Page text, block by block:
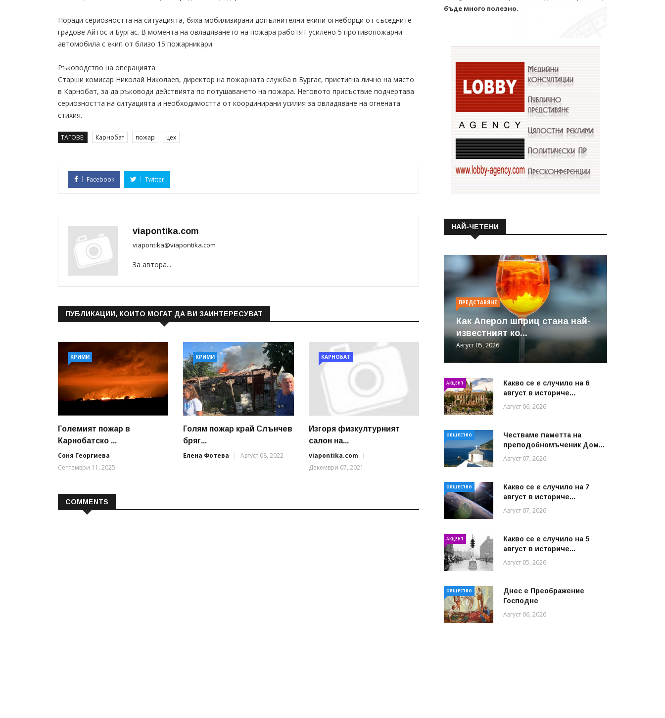
Поради сериозността на ситуацията, бяха мобилизирани допълнителни екипи огнеборци от съседните
градове Айтос и Бургас. В момента на овладяването на пожара работят усилено 5 противопожарни
автомобила с екип от близо 15 пожарникари.
Ръководство на операцията
Старши комисар Николай Николаев, директор на пожарната служба в Бургас, пристигна лично на място
в Карнобат, за да ръководи действията по потушаването на пожара. Неговото присъствие подчертава
сериозността на ситуацията и необходимостта от координирани усилия за овладяване на огнената
стихия.
ТАГОВЕ: Карнобат пожар цех
Facebook Twitter
viapontika.com
viapontika@viapontika.com
За автора...
ПУБЛИКАЦИИ, КОИТО МОГАТ ДА ВИ ЗАИНТЕРЕСУВАТ
КРИМИ
Големият пожар в
Карнобатско ...
Соня Георгиева
Септември 11, 2025
КРИМИ
Голям пожар край Слънчев
бряг...
Елена Фотева
Август 08, 2022
КАРНОБАТ
Изгоря физкултурният
салон на...
viapontika.com
Декември 07, 2021
COMMENTS
бъде много полезно.
НАЙ-ЧЕТЕНИ
ПРЕДСТАВЯНЕ
Как Аперол шприц стана най-
известният ко...
Август 05, 2026
АКЦЕНТ
Какво се е случило на 6
август в историче...
Август 06, 2026
ОБЩЕСТВО
Честваме паметта на
преподобномъченик Дом...
Август 07, 2026
ОБЩЕСТВО
Какво се е случило на 7
август в историче...
Август 07, 2026
АКЦЕНТ
Какво се е случило на 5
август в историче...
Август 05, 2026
ОБЩЕСТВО
Днес е Преображение
Господне
Август 06, 2026